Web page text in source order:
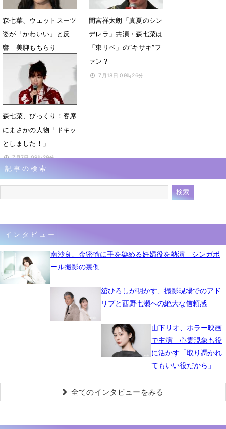
森七菜、ウェットスーツ
姿が「かわいい」と反
響 美脚もちらり
8月25日 10時35分
間宮祥太朗「真夏のシン
デレラ」共演・森七菜は
「東リベ」の“キサキ”フ
ァン？
7月18日 09時26分
森七菜、びっくり！客席
にまさかの人物「ドキッ
としました！」
7月7日 09時29分
記事の検索
インタビュー
南沙良、金密輸に手を染める妊婦役を熱演 シンガポ
ール撮影の裏側
舘ひろしが明かす、撮影現場でのアド
リブと西野七瀬への絶大な信頼感
山下リオ、ホラー映画
で主演 心霊現象も役
に活かす「取り憑かれ
てもいい役だから」
全てのインタビューをみる